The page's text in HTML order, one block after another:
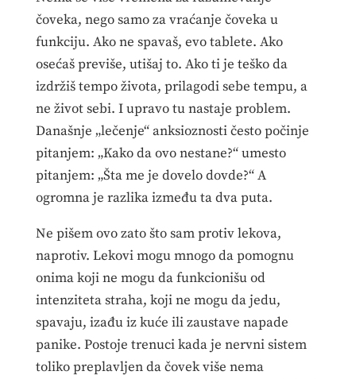
čoveka, nego samo za vraćanje čoveka u
funkciju. Ako ne spavaš, evo tablete. Ako
osećaš previše, utišaj to. Ako ti je teško da
izdržiš tempo života, prilagodi sebe tempu, a
ne život sebi. I upravo tu nastaje problem.
Današnje „lečenje“ anksioznosti često počinje
pitanjem: „Kako da ovo nestane?“ umesto
pitanjem: „Šta me je dovelo dovde?“ A
ogromna je razlika između ta dva puta.
Ne pišem ovo zato što sam protiv lekova,
naprotiv. Lekovi mogu mnogo da pomognu
onima koji ne mogu da funkcionišu od
intenziteta straha, koji ne mogu da jedu,
spavaju, izađu iz kuće ili zaustave napade
panike. Postoje trenuci kada je nervni sistem
toliko preplavljen da čovek više nema